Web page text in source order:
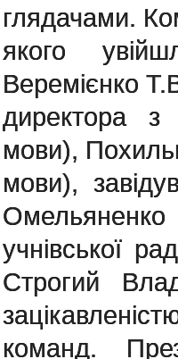
глядачами.
якого
Веремієнко
директора з
мови),
мови),
учнівської
Строгий
команд.